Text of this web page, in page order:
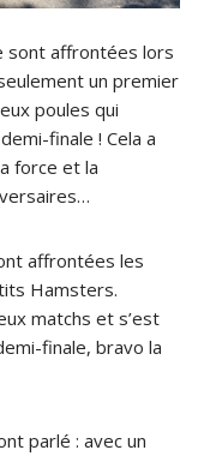
sont affrontées lors
un premier
poules qui
finale ! Cela a
force et la
affrontées les
Hamsters.
matchs et s’est
finale, bravo la
parlé : avec un